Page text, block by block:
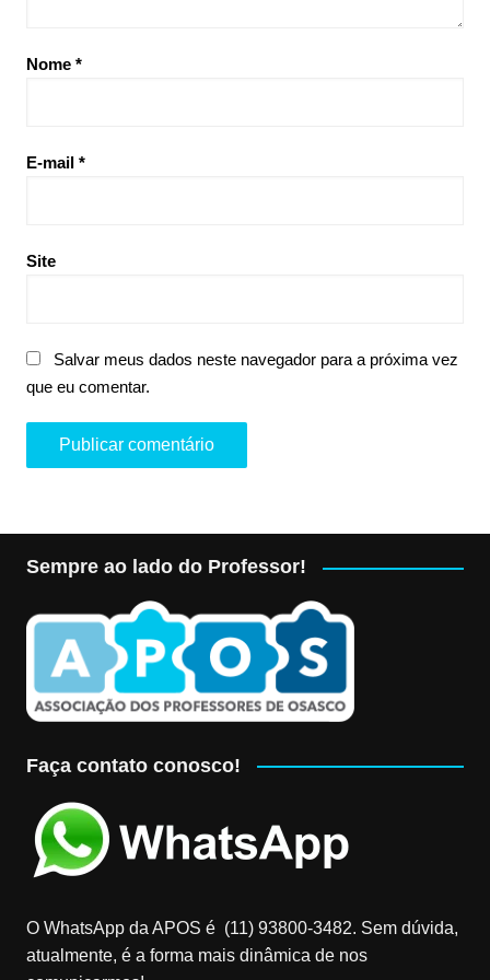
Nome *
E-mail *
Site
Salvar meus dados neste navegador para a próxima vez
que eu comentar.
Sempre ao lado do Professor!
Faça contato conosco!
O WhatsApp da APOS é (11) 93800-3482‬. Sem dúvida,
atualmente, é a forma mais dinâmica de nos